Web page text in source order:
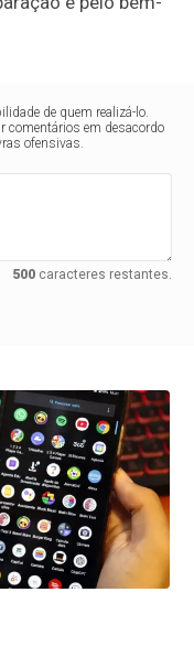
de quem realizá-lo.
comentários em desacordo
ofensivas.
500caracteres restantes.